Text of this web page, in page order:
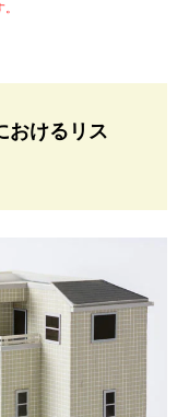
おけるリス